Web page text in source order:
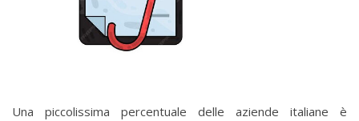
Una piccolissima percentuale delle aziende italiane è